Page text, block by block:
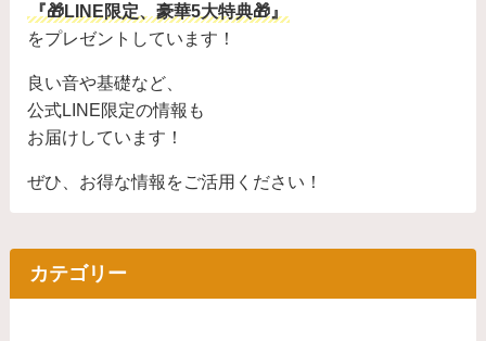
『🎁LINE限定、豪華5大特典🎁』
をプレゼントしています！
良い音や基礎など、
公式LINE限定の情報も
お届けしています！
ぜひ、お得な情報をご活用ください！
カテゴリー